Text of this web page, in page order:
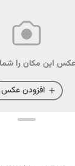
این مکان را
افزودن عکس